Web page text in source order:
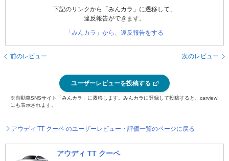
下記のリンクから「みんカラ」に遷移して、
違反報告ができます。
「みんカラ」から、違反報告をする
前のレビュー 次のレビュー
ユーザーレビューを投稿する
※自動車SNSサイト「みんカラ」に遷移します。みんカラに登録して投稿すると、carview!
にも表示されます。
アウディ TT クーペ のユーザーレビュー・評価一覧のページに戻る
アウディ TT クーペ